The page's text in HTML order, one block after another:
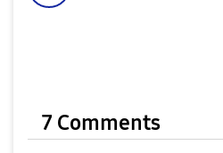
7 Comments